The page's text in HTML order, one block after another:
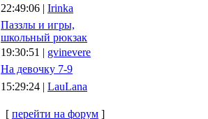
22:49:06 | Irinka
Паззлы и игры,
школьный рюкзак
19:30:51 | gvinevere
Hа девочку 7-9
15:29:24 | LauLana
[ перейти на форум ]